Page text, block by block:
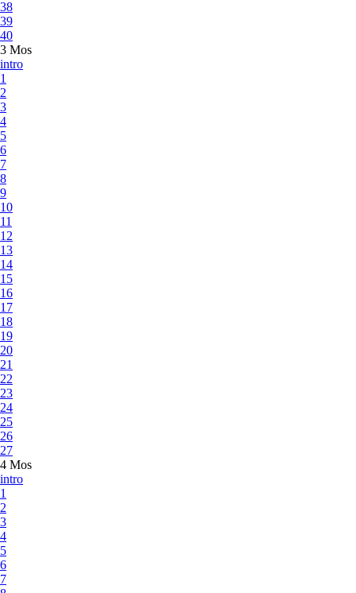
38
39
40
3 Mos
intro
1
2
3
4
5
6
7
8
9
10
11
12
13
14
15
16
17
18
19
20
21
22
23
24
25
26
27
4 Mos
intro
1
2
3
4
5
6
7